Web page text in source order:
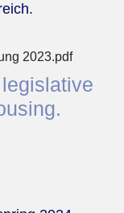
2023.pdf